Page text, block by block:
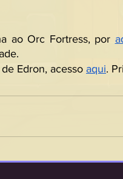
ao Orc Fortress, por
Edron, acesso aqui.